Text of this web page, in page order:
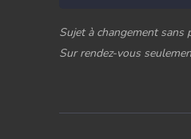
Sujet à changement sans
Sur rendez-vous